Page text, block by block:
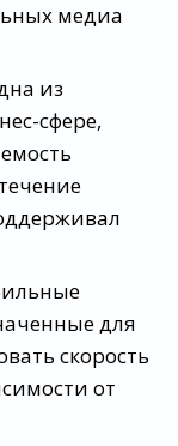
медиа
из
сфере,
для
скорость
от